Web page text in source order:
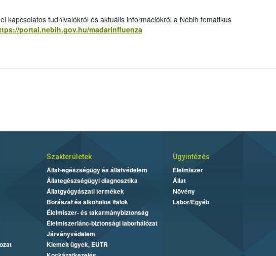
kapcsolatos tudnivalókról és aktuális információkról a Nébih tematikus
portal.nebih.gov.hu/madarinfluenza
Szakterületek
Állat-egészségügy és állatvédelem
Állategészségügyi diagnosztika
Állatgyógyászati termékek
Borászat és alkoholos italok
Élelmiszer- és takarmánybiztonság
Élelmiszerlánc-biztonsági laborhálózat
Járványvédelem
Kiemelt ügyek, EUTR
Ügyintézés
Élelmiszer
Állat
Növény
Labor/Egyéb